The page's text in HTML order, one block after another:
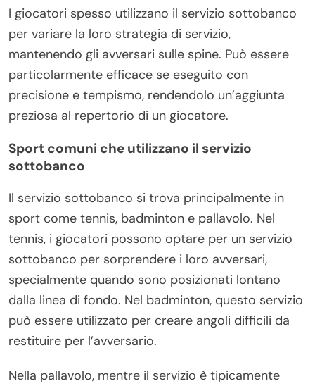
I giocatori spesso utilizzano il servizio sottobanco
per variare la loro strategia di servizio,
mantenendo gli avversari sulle spine. Può essere
particolarmente efficace se eseguito con
precisione e tempismo, rendendolo un’aggiunta
preziosa al repertorio di un giocatore.
Sport comuni che utilizzano il servizio
sottobanco
Il servizio sottobanco si trova principalmente in
sport come tennis, badminton e pallavolo. Nel
tennis, i giocatori possono optare per un servizio
sottobanco per sorprendere i loro avversari,
specialmente quando sono posizionati lontano
dalla linea di fondo. Nel badminton, questo servizio
può essere utilizzato per creare angoli difficili da
restituire per l’avversario.
Nella pallavolo, mentre il servizio è tipicamente